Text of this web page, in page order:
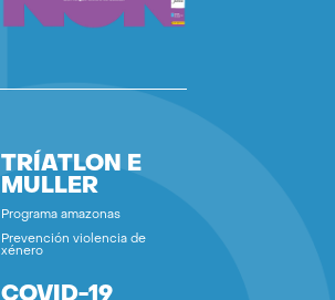
TRÍATLON E
MULLER
Programa amazonas
Prevención violencia de
xénero